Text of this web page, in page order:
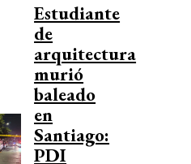
Estudiante
de
arquitectura
murió
baleado
en
Santiago:
PDI